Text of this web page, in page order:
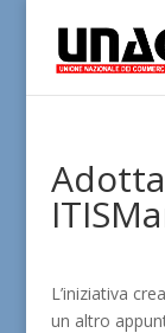
L’iniziativa
un altro